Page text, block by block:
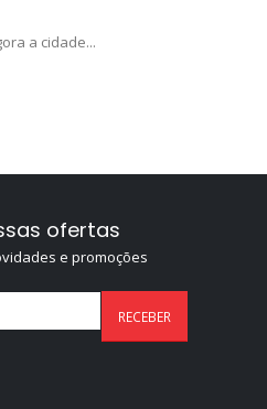
a cidade...
ofertas
e promoções